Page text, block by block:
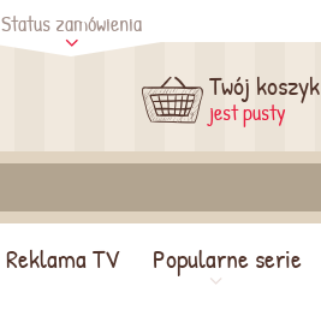
Sprawdź
Status zamówienia
Twój koszyk
jest pusty
Reklama TV Popularne serie